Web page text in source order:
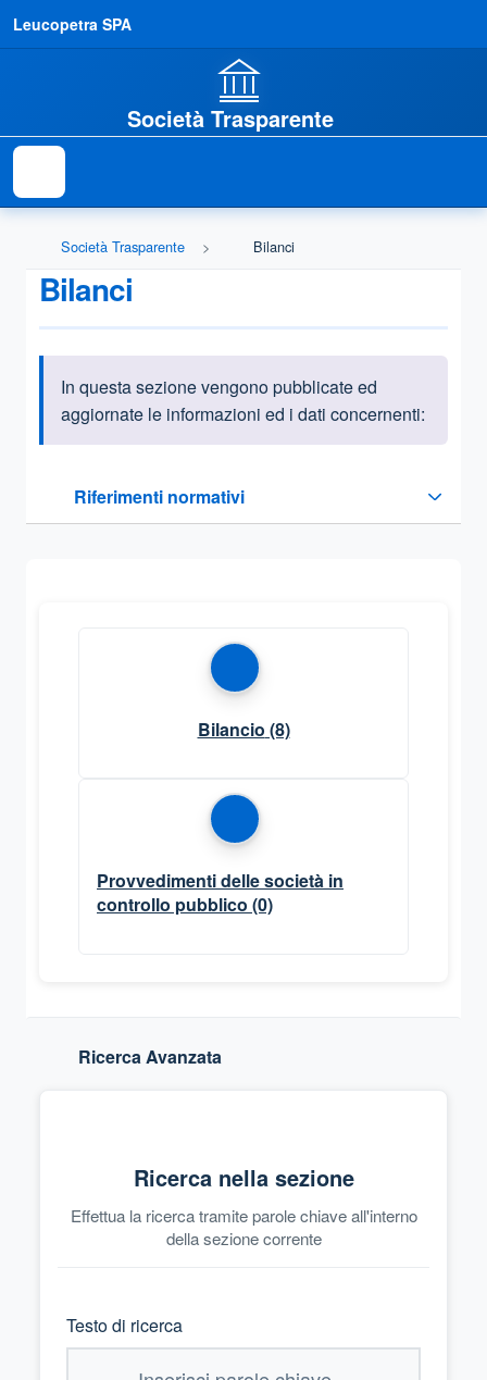
Leucopetra SPA
Società Trasparente
Società Trasparente Bilanci
Bilanci
Informazioni introduttive
In questa sezione vengono pubblicate ed
aggiornate le informazioni ed i dati concernenti:
Riferimenti normativi
Sezione compressa
Bilancio (8)
Provvedimenti delle società in
controllo pubblico (0)
Ricerca Avanzata
Ricerca nella sezione
Effettua la ricerca tramite parole chiave all'interno
della sezione corrente
Testo di ricerca